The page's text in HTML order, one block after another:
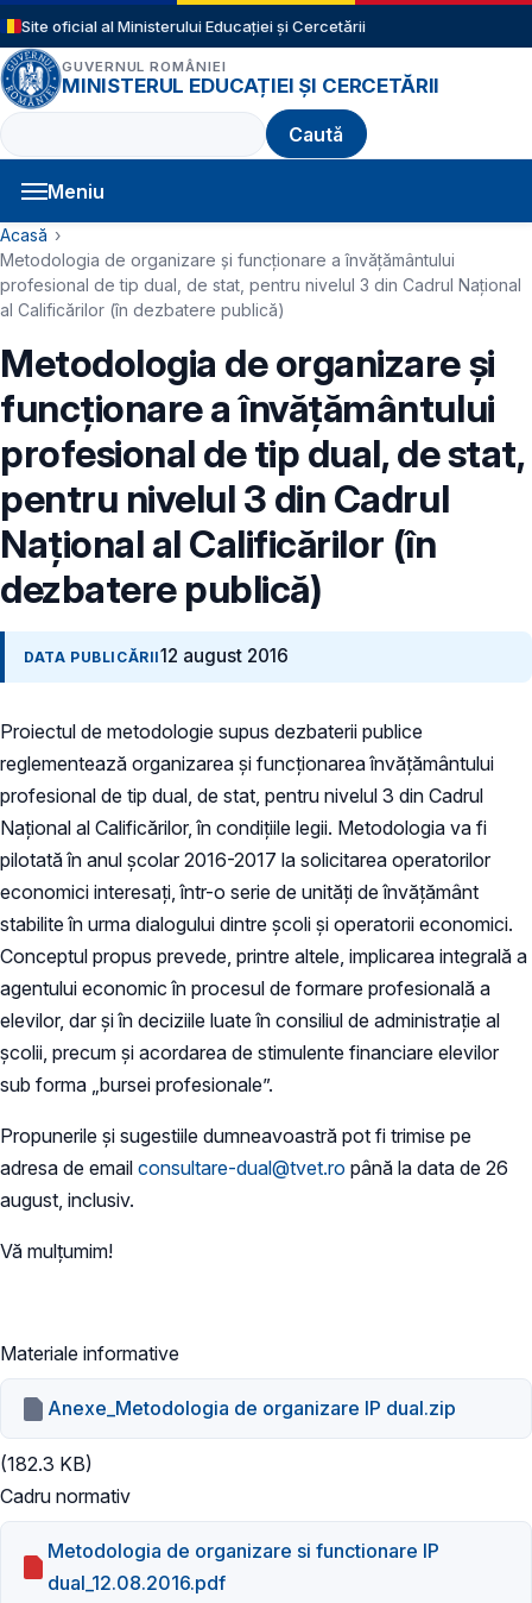
Sari la conținutul principal
Site oficial al Ministerului Educației și Cercetării
GUVERNUL ROMÂNIEI
MINISTERUL EDUCAȚIEI ȘI CERCETĂRII
Caută
Meniu
Navigație principală
Cale de navigare
Acasă
Metodologia de organizare şi funcţionare a învăţământului
profesional de tip dual, de stat, pentru nivelul 3 din Cadrul Naţional
al Calificărilor (în dezbatere publică)
Metodologia de organizare şi
funcţionare a învăţământului
profesional de tip dual, de stat,
pentru nivelul 3 din Cadrul
Naţional al Calificărilor (în
dezbatere publică)
DATA PUBLICĂRII12 august 2016
Proiectul de metodologie supus dezbaterii publice
reglementează organizarea şi funcţionarea învăţământului
profesional de tip dual, de stat, pentru nivelul 3 din Cadrul
Naţional al Calificărilor, în condiţiile legii. Metodologia va fi
pilotată în anul şcolar 2016-2017 la solicitarea operatorilor
economici interesaţi, într-o serie de unităţi de învăţământ
stabilite în urma dialogului dintre şcoli şi operatorii economici.
Conceptul propus prevede, printre altele, implicarea integrală a
agentului economic în procesul de formare profesională a
elevilor, dar şi în deciziile luate în consiliul de administraţie al
şcolii, precum şi acordarea de stimulente financiare elevilor
sub forma „bursei profesionale”.
Propunerile şi sugestiile dumneavoastră pot fi trimise pe
adresa de email consultare-dual@tvet.ro până la data de 26
august, inclusiv.
Vă mulţumim!
Materiale informative
Anexe_Metodologia de organizare IP dual.zip
(182.3 KB)
Cadru normativ
Metodologia de organizare si functionare IP
dual_12.08.2016.pdf